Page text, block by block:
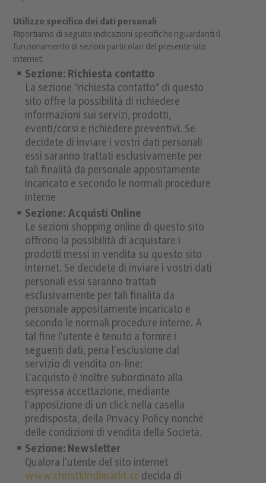
Utilizzo specifico dei dati personali
Riportiamo di seguito indicazioni specifiche riguardanti il
funzionamento di sezioni particolari del presente sito
internet:
Sezione: Richiesta contatto
La sezione “richiesta contatto” di questo
sito offre la possibilità di richiedere
informazioni sui servizi, prodotti,
eventi/corsi e richiedere preventivi. Se
decidete di inviare i vostri dati personali
essi saranno trattati esclusivamente per
tali finalità da personale appositamente
incaricato e secondo le normali procedure
interne
Sezione: Acquisti Online
Le sezioni shopping online di questo sito
offrono la possibilità di acquistare i
prodotti messi in vendita su questo sito
internet. Se decidete di inviare i vostri dati
personali essi saranno trattati
esclusivamente per tali finalità da
personale appositamente incaricato e
secondo le normali procedure interne. A
tal fine l’utente è tenuto a fornire i
seguenti dati, pena l’esclusione dal
servizio di vendita on-line:
L’acquisto è inoltre subordinato alla
espressa accettazione, mediante
l’apposizione di un click nella casella
predisposta, della Privacy Policy nonché
delle condizioni di vendita della Società.
Sezione: Newsletter
Qualora l’utente del sito internet
www.christkindlmarkt.cc decida di